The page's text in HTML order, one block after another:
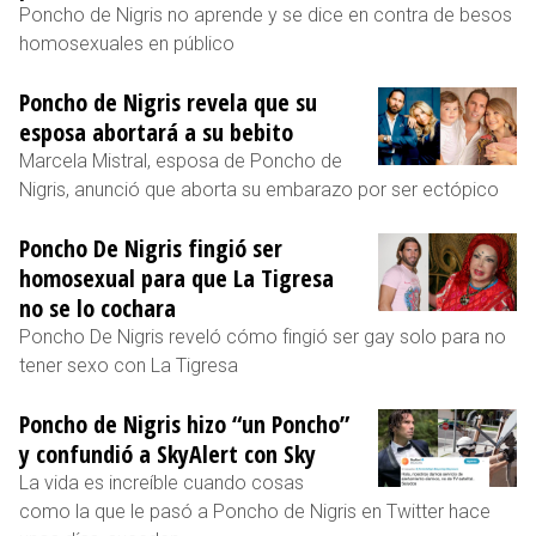
Poncho de Nigris no aprende y se dice en contra de besos
homosexuales en público
Poncho de Nigris revela que su
esposa abortará a su bebito
Marcela Mistral, esposa de Poncho de
Nigris, anunció que aborta su embarazo por ser ectópico
Poncho De Nigris fingió ser
homosexual para que La Tigresa
no se lo cochara
Poncho De Nigris reveló cómo fingió ser gay solo para no
tener sexo con La Tigresa
Poncho de Nigris hizo “un Poncho”
y confundió a SkyAlert con Sky
La vida es increíble cuando cosas
como la que le pasó a Poncho de Nigris en Twitter hace